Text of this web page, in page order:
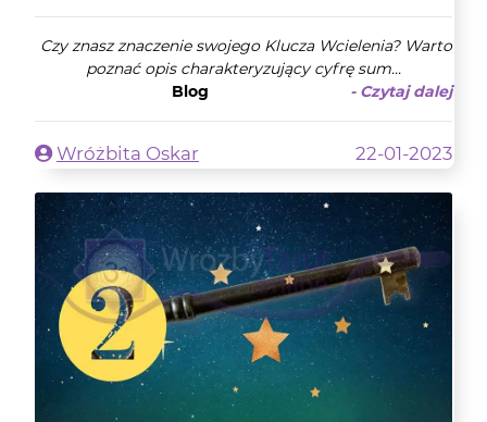
Czy znasz znaczenie swojego Klucza Wcielenia? Warto
poznać opis charakteryzujący cyfrę sum...
Blog
- Czytaj dalej
Wróżbita Oskar 22-01-2023